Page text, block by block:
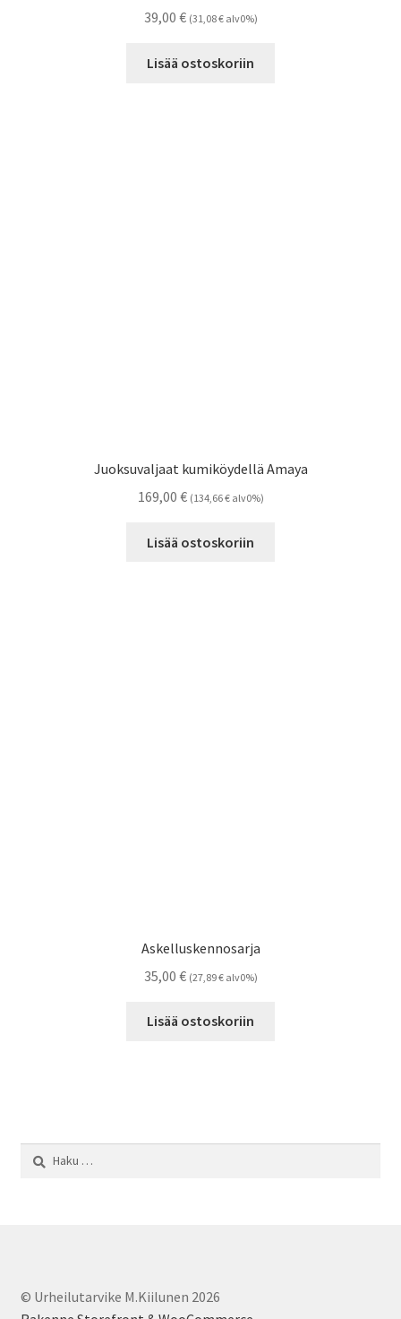
39,00 € (31,08€alv0%)
Lisää ostoskoriin
Juoksuvaljaat kumiköydellä Amaya
169,00 € (134,66€alv0%)
Lisää ostoskoriin
Askelluskennosarja
35,00 € (27,89€alv0%)
Lisää ostoskoriin
Haku:
© Urheilutarvike M.Kiilunen 2026